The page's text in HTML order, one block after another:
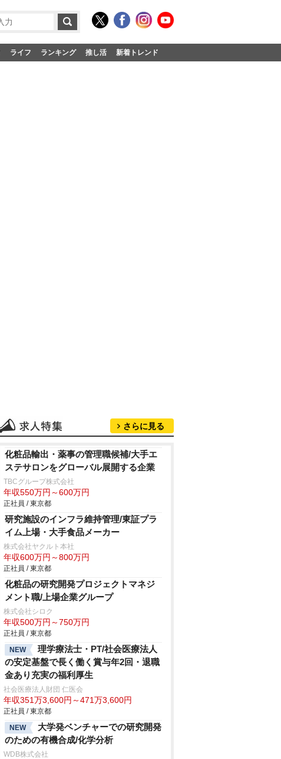
ライフ ランキング 推し活 新着トレンド
さらに見る
化粧品輸出・薬事の管理職候補/大手エ
ステサロンをグローバル展開する企業
TBCグループ株式会社
年収550万円～600万円
正社員 / 東京都
研究施設のインフラ維持管理/東証プラ
イム上場・大手食品メーカー
株式会社ヤクルト本社
年収600万円～800万円
正社員 / 東京都
化粧品の研究開発プロジェクトマネジ
メント職/上場企業グループ
株式会社シロク
年収500万円～750万円
正社員 / 東京都
NEW
理学療法士・PT/社会医療法人
の安定基盤で長く働く賞与年2回・退職
金あり充実の福利厚生
社会医療法人財団 仁医会
年収351万3,600円～471万3,600円
正社員 / 東京都
NEW
大学発ベンチャーでの研究開発
のための有機合成/化学分析
WDB株式会社